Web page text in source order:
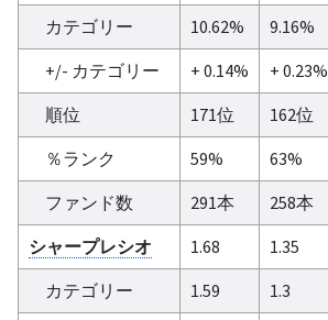
カテゴリー
10.62% 9.16%
+/- カテゴリー
+ 0.14% + 0.23%
順位
171位 162位
％ランク
59% 63%
ファンド数
291本 258本
シャープレシオ
1.68 1.35
カテゴリー
1.59 1.3